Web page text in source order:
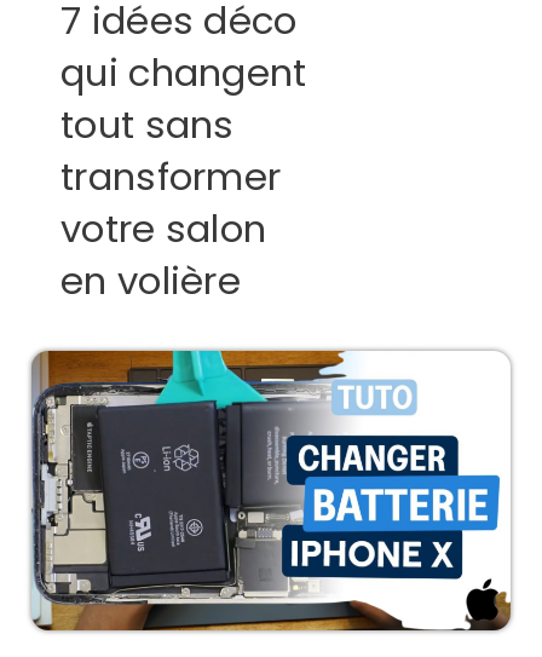
7 idées déco
qui changent
tout sans
transformer
votre salon
en volière